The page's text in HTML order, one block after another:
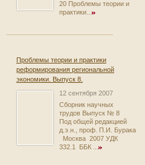
20 Проблемы теории и
практики...
Проблемы теории и практики
реформирования региональной
экономики. Выпуск 8.
12 сентября 2007
Сборник научных
трудов Выпуск № 8
Под общей редакцией
д.э.н., проф. П.И. Бурака
Москва 2007 УДК
332.1 ББК ...